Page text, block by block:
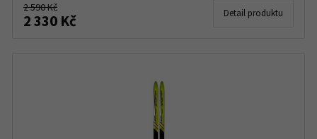
2 590 Kč
2 330 Kč Detail produktu